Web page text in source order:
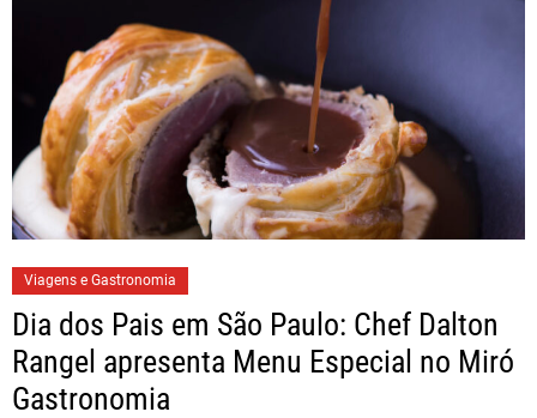
Viagens e Gastronomia
Dia dos Pais em São Paulo: Chef Dalton
Rangel apresenta Menu Especial no Miró
Gastronomia